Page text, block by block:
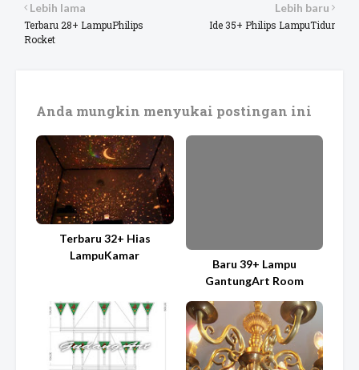
Lebih baru
Ide 35+ Philips LampuTidur
Lebih lama
Terbaru 28+ LampuPhilips
Rocket
Anda mungkin menyukai postingan ini
Terbaru 32+ Hias
LampuKamar
Baru 39+ Lampu
GantungArt Room